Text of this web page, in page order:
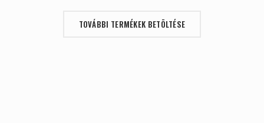
TOVÁBBI TERMÉKEK BETÖLTÉSE